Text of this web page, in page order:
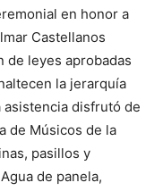
en honor a
Castellanos
de leyes aprobadas
la jerarquía
asistencia disfrutó de
de Músicos de la
pasillos y
de panela,